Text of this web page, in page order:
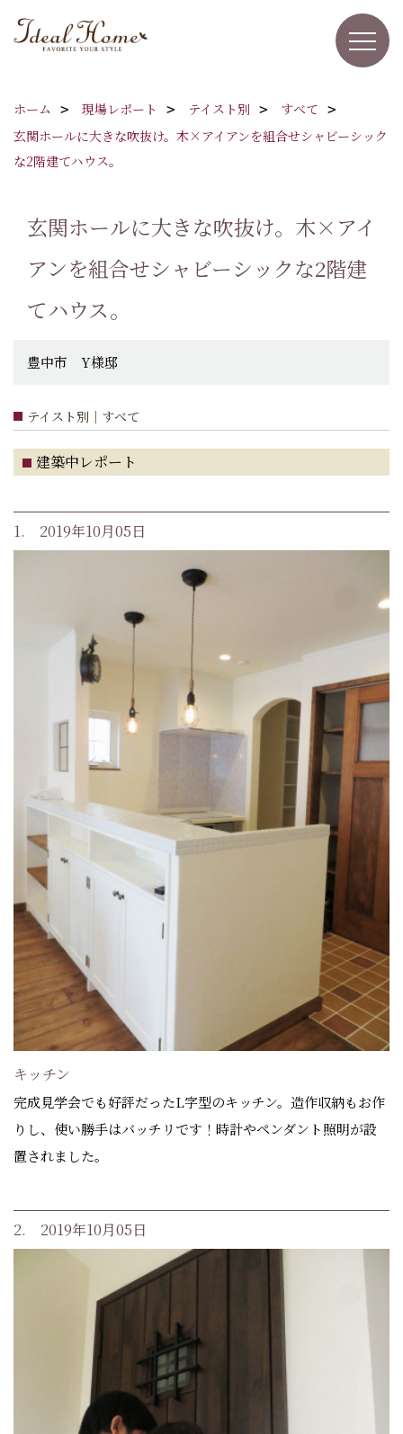
ホーム 現場レポート テイスト別
すべて
玄関ホールに大きな吹抜け。木×アイアンを組合せシャビーシック
な2階建てハウス。
玄関ホールに大きな吹抜け。木×アイ
アンを組合せシャビーシックな2階建
てハウス。
豊中市 Y様邸
テイスト別｜すべて
建築中レポート
1. 2019年10月05日
キッチン
完成見学会でも好評だったL字型のキッチン。造作収納もお作
りし、使い勝手はバッチリです！時計やペンダント照明が設
置されました。
2. 2019年10月05日